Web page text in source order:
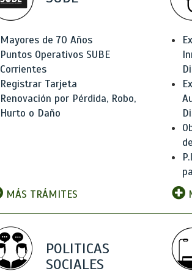
Mayores de 70 Años
Puntos Operativos SUBE
Corrientes
Registrar Tarjeta
Renovación por Pérdida, Robo,
Hurto o Daño
MÁS TRÁMITES
POLITICAS
SOCIALES